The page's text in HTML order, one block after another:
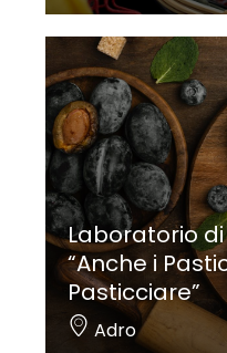
Laboratorio
“Anche i
Pasticciare”
Adro